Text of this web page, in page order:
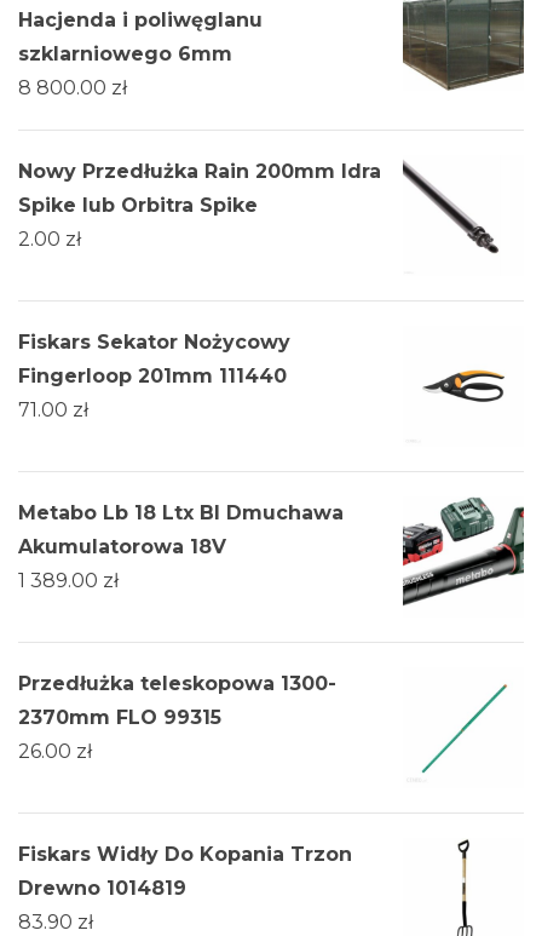
Hacjenda i poliwęglanu
szklarniowego 6mm
8 800.00 zł
Nowy Przedłużka Rain 200mm Idra
Spike lub Orbitra Spike
2.00 zł
Fiskars Sekator Nożycowy
Fingerloop 201mm 111440
71.00 zł
Metabo Lb 18 Ltx Bl Dmuchawa
Akumulatorowa 18V
1 389.00 zł
Przedłużka teleskopowa 1300-
2370mm FLO 99315
26.00 zł
Fiskars Widły Do Kopania Trzon
Drewno 1014819
83.90 zł